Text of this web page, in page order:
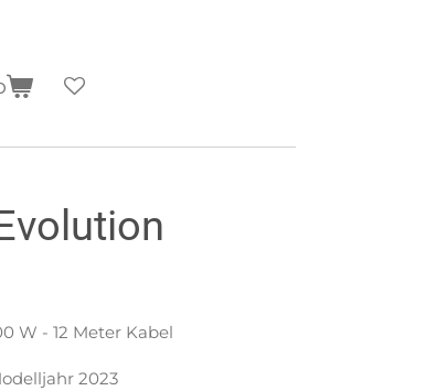
W - 12 Meter Kabel
2023